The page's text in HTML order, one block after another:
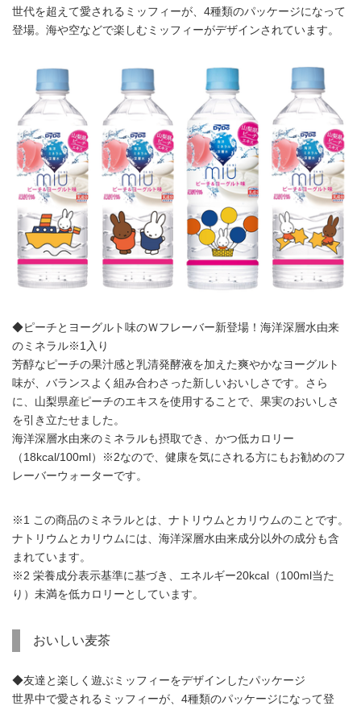
世代を超えて愛されるミッフィーが、4種類のパッケージになって
登場。海や空などで楽しむミッフィーがデザインされています。
◆ピーチとヨーグルト味のＷフレーバー新登場！海洋深層水由来
のミネラル※1入り
芳醇なピーチの果汁感と乳清発酵液を加えた爽やかなヨーグルト
味が、バランスよく組み合わさった新しいおいしさです。さら
に、山梨県産ピーチのエキスを使用することで、果実のおいしさ
を引き立たせました。
海洋深層水由来のミネラルも摂取でき、かつ低カロリー
（18kcal/100ml）※2なので、健康を気にされる方にもお勧めのフ
レーバーウォーターです。
※1 この商品のミネラルとは、ナトリウムとカリウムのことです。
ナトリウムとカリウムには、海洋深層水由来成分以外の成分も含
まれています。
※2 栄養成分表示基準に基づき、エネルギー20kcal（100ml当た
り）未満を低カロリーとしています。
おいしい麦茶
◆友達と楽しく遊ぶミッフィーをデザインしたパッケージ
世界中で愛されるミッフィーが、4種類のパッケージになって登